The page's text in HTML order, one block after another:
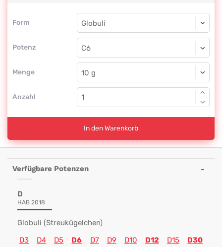
Form
Form
Potenz
Globuli
C6
Menge
Globuli
Anzahl
In den Warenkorb
Verfügbare Potenzen
D
HAB 2018
Globuli (Streukügelchen)
D3
D4 D5 D6 D7 D9 D10 D12 D15
D30